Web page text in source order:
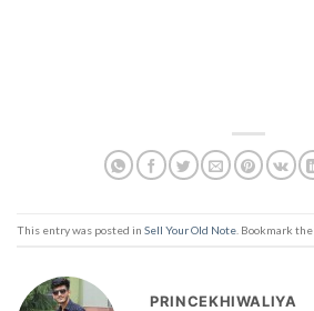
This entry was posted in Sell Your Old Note . Bookmark the
PRINCEKHIWALIYA